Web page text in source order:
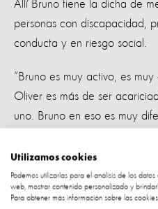
Allí Bruno tiene la dicha de
personas con discapacidad,
conducta y en riesgo social.
“Bruno es muy activo, es
Oliver es más de ser
uno. Bruno en eso es muy
muy bien con otras personas y
“Cuando asiste como perro
Utilizamos cookies
Podemos utilizarlas para el análisis de los
web, mostrar contenido personalizado y
Para obtener más información sobre las